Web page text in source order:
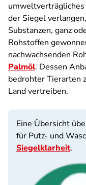
der Siegel
Substanzen, ganz
Rohstoffen
nachwachsenden
Palmöl. Dessen
bedrohter Tierarten
Land vertreiben.
Eine Übersicht
für Putz- und
Siegelklarheit.